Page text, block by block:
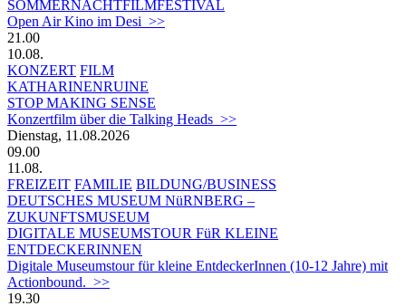
SOMMERNACHTFILMFESTIVAL
Open Air Kino im Desi >>
21.00
10.08.
KONZERT FILM
KATHARINENRUINE
STOP MAKING SENSE
Konzertfilm über die Talking Heads >>
Dienstag, 11.08.2026
09.00
11.08.
FREIZEIT FAMILIE BILDUNG/BUSINESS
DEUTSCHES MUSEUM NüRNBERG –
ZUKUNFTSMUSEUM
DIGITALE MUSEUMSTOUR FüR KLEINE
ENTDECKERINNEN
Digitale Museumstour für kleine EntdeckerInnen (10-12 Jahre) mit
Actionbound. >>
19.30